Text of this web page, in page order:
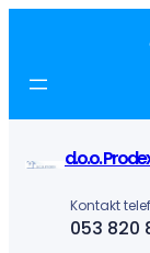
sadržaj
d.o.o.
Kontakt
053 820